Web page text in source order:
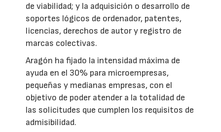
de viabilidad; y la adquisición o desarrollo de
soportes lógicos de ordenador, patentes,
licencias, derechos de autor y registro de
marcas colectivas.
Aragón ha fijado la intensidad máxima de
ayuda en el 30% para microempresas,
pequeñas y medianas empresas, con el
objetivo de poder atender a la totalidad de
las solicitudes que cumplen los requisitos de
admisibilidad.